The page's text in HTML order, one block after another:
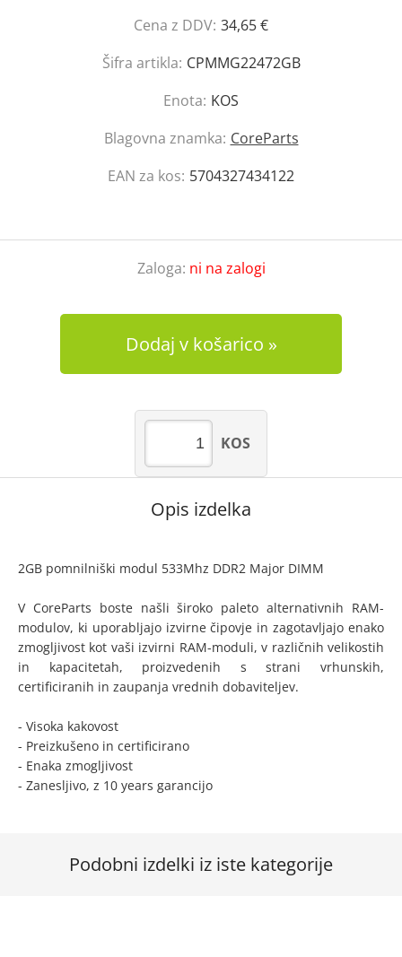
Cena z DDV: 34,65 €
Šifra artikla: CPMMG22472GB
Enota: KOS
Blagovna znamka: CoreParts
EAN za kos: 5704327434122
Zaloga: ni na zalogi
Dodaj v košarico
KOS
Opis izdelka
2GB pomnilniški modul 533Mhz DDR2 Major DIMM
V CoreParts boste našli široko paleto alternativnih RAM-
modulov, ki uporabljajo izvirne čipovje in zagotavljajo enako
zmogljivost kot vaši izvirni RAM-moduli, v različnih velikostih
in kapacitetah, proizvedenih s strani vrhunskih,
certificiranih in zaupanja vrednih dobaviteljev.
- Visoka kakovost
- Preizkušeno in certificirano
- Enaka zmogljivost
- Zanesljivo, z 10 years garancijo
Podobni izdelki iz iste kategorije